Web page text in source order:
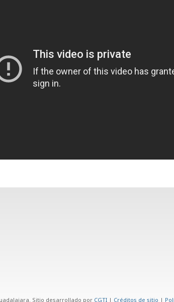
Sitio desarrollado por CGTI | Créditos de sitio |